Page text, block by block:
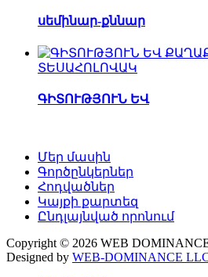
սեմինար-քննար
ՏԵՍԱՀՈԼՈՎԱԿ
ԳԻՏՈՒԹՅՈՒՆ ԵՎ
Մեր մասին
Գործընկերներ
Հոդվածներ
Կայքի քարտեզ
Ընդլայնված որոնում
Copyright © 2026 WEB
Designed by WEB-DOMINANCE